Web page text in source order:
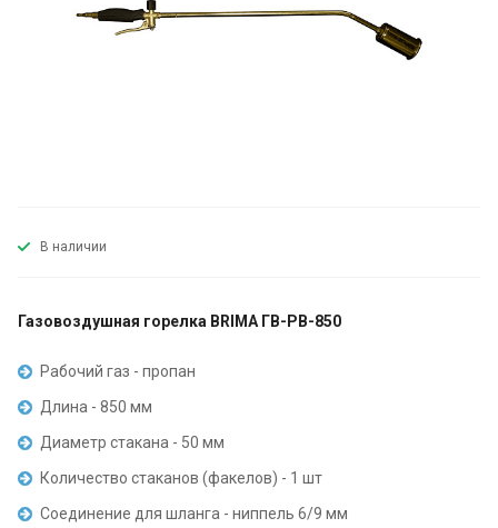
В наличии
Газовоздушная горелка BRIMA ГВ-РВ-850
Рабочий газ - пропан
Длина - 850 мм
Диаметр стакана - 50 мм
Количество стаканов (факелов) - 1 шт
Соединение для шланга - ниппель 6/9 мм